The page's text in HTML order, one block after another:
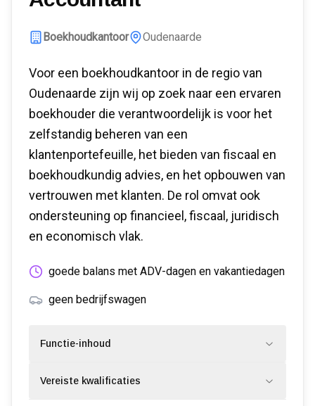
Boekhoudkantoor Oudenaarde
Voor een boekhoudkantoor in de regio van
Oudenaarde zijn wij op zoek naar een ervaren
boekhouder die verantwoordelijk is voor het
zelfstandig beheren van een
klantenportefeuille, het bieden van fiscaal en
boekhoudkundig advies, en het opbouwen van
vertrouwen met klanten. De rol omvat ook
ondersteuning op financieel, fiscaal, juridisch
en economisch vlak.
goede balans met ADV-dagen en vakantiedagen
geen bedrijfswagen
Functie-inhoud
Vereiste kwalificaties